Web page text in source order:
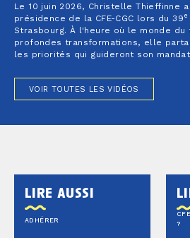
Le 10 juin 2026, Christelle Thieffinne
présidence de la CFE-CGC lors du 39e
Strasbourg. À l'heure où le monde
profondes transformations, elle
les priorités qui guideront son
VOIR TOUTES LES VIDÉOS
lire aussi
ADHÉRER
?